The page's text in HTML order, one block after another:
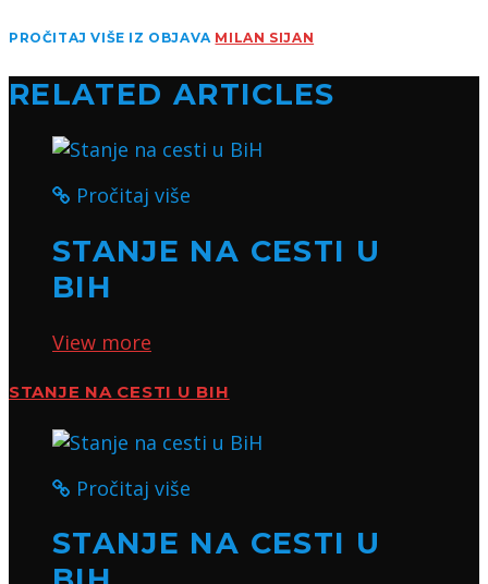
PROČITAJ VIŠE IZ OBJAVA MILAN SIJAN
RELATED ARTICLES
Pročitaj više
STANJE NA CESTI U
BIH
View more
STANJE NA CESTI U BIH
Pročitaj više
STANJE NA CESTI U